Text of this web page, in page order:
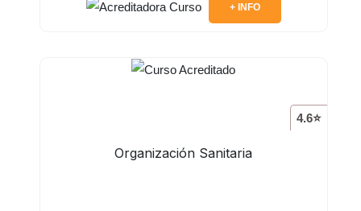
+ INFO
4.6⭐
Organización Sanitaria